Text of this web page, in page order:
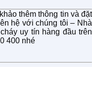
thêm thông tin và đặt
hệ với chúng tôi – Nhà
uy tín hàng đầu trên
400 nhé